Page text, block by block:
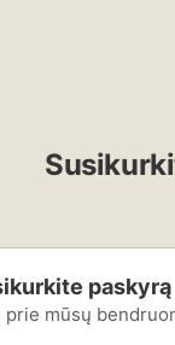
paskyrą
mūsų